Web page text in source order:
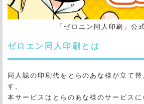
「ゼロエン同人印刷」公
ゼロエン同人印刷とは
同人誌の印刷代をとらのあな様が立て
す。
本サービスはとらのあな様のサービス